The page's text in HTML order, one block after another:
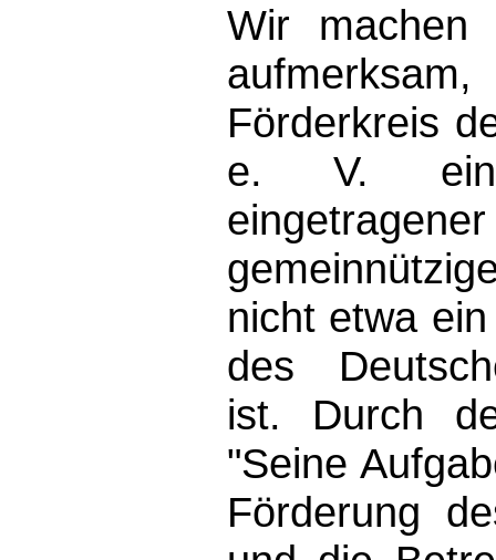
Wir machen
Förderkreis
e. V. ein
nicht etwa
des
ist. Durch
"Seine
Förderung